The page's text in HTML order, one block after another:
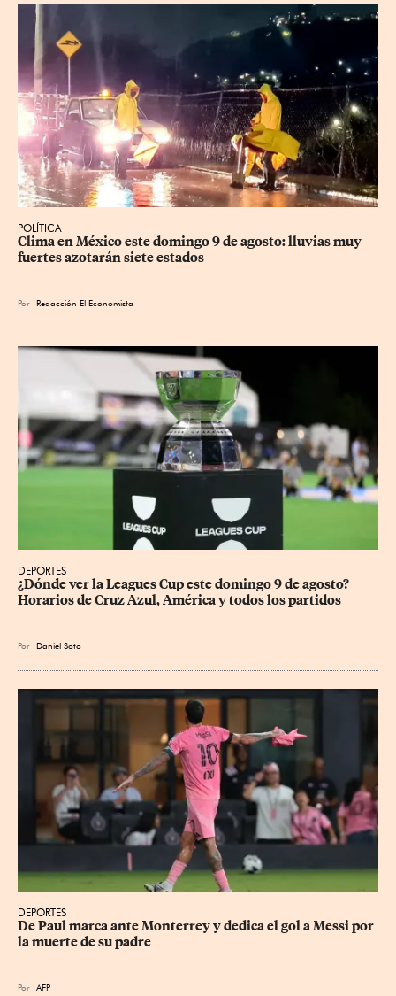
POLÍTICA
Clima en México este domingo 9 de agosto: lluvias muy
fuertes azotarán siete estados
Por Redacción El Economista
DEPORTES
¿Dónde ver la Leagues Cup este domingo 9 de agosto?
Horarios de Cruz Azul, América y todos los partidos
Por Daniel Soto
DEPORTES
De Paul marca ante Monterrey y dedica el gol a Messi por
la muerte de su padre
Por AFP